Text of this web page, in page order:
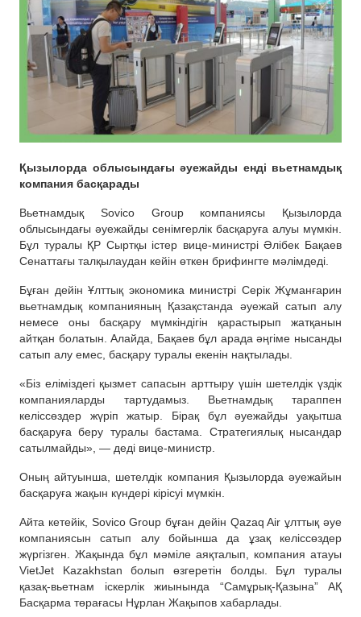
Қызылорда облысындағы әуежайды енді вьетнамдық
компания басқарады
Вьетнамдық Sovico Group компаниясы Қызылорда
облысындағы әуежайды сенімгерлік басқаруға алуы мүмкін.
Бұл туралы ҚР Сыртқы істер вице-министрі Әлібек Бақаев
Сенаттағы талқылаудан кейін өткен брифингте мәлімдеді.
Бұған дейін Ұлттық экономика министрі Серік Жұманғарин
вьетнамдық компанияның Қазақстанда әуежай сатып алу
немесе оны басқару мүмкіндігін қарастырып жатқанын
айтқан болатын. Алайда, Бақаев бұл арада әңгіме нысанды
сатып алу емес, басқару туралы екенін нақтылады.
«Біз еліміздегі қызмет сапасын арттыру үшін шетелдік үздік
компанияларды тартудамыз. Вьетнамдық тараппен
келіссөздер жүріп жатыр. Бірақ бұл әуежайды уақытша
басқаруға беру туралы бастама. Стратегиялық нысандар
сатылмайды», — деді вице-министр.
Оның айтуынша, шетелдік компания Қызылорда әуежайын
басқаруға жақын күндері кірісуі мүмкін.
Айта кетейік, Sovico Group бұған дейін Qazaq Air ұлттық әуе
компаниясын сатып алу бойынша да ұзақ келіссөздер
жүргізген. Жақында бұл мәміле аяқталып, компания атауы
VietJet Kazakhstan болып өзгеретін болды. Бұл туралы
қазақ-вьетнам іскерлік жиынында “Самұрық-Қазына” АҚ
Басқарма төрағасы Нұрлан Жақыпов хабарлады.